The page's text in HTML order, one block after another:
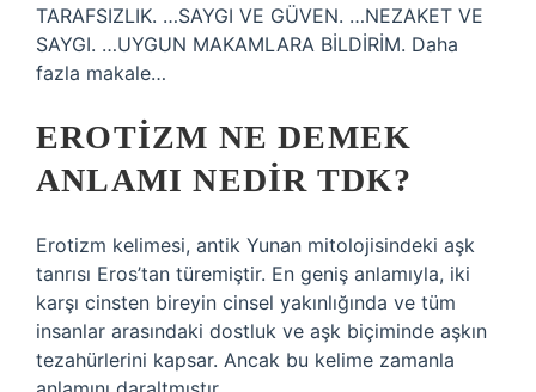
TARAFSIZLIK. …SAYGI VE GÜVEN. …NEZAKET VE
SAYGI. …UYGUN MAKAMLARA BİLDİRİM. Daha
fazla makale…
EROTIZM NE DEMEK
ANLAMI NEDIR TDK?
Erotizm kelimesi, antik Yunan mitolojisindeki aşk
tanrısı Eros’tan türemiştir. En geniş anlamıyla, iki
karşı cinsten bireyin cinsel yakınlığında ve tüm
insanlar arasındaki dostluk ve aşk biçiminde aşkın
tezahürlerini kapsar. Ancak bu kelime zamanla